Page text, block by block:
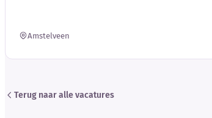
Amstelveen
Terug naar alle vacatures